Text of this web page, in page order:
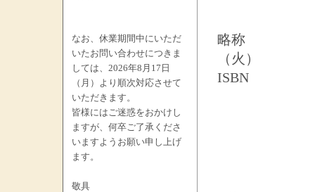
なお、休業期間中にいただ
いたお問い合わせにつきま
しては、2026年8月17日
（月）より順次対応させて
いただきます。
皆様にはご迷惑をおかけし
ますが、何卒ご了承くださ
いますようお願い申し上げ
ます。
敬具
略称 シ
（火）
ISBN 978-